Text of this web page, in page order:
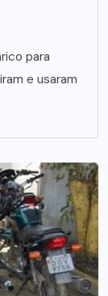
para
e usaram